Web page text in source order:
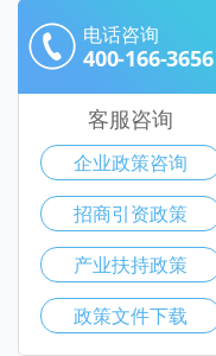
用的实施
引与硬性
与绿色低
业链延伸
限于税收
效、清洁
布局重点
电话咨询
400-166-3656
客服咨询
企业政策咨询
招商引资政策
产业扶持政策
政策文件下载